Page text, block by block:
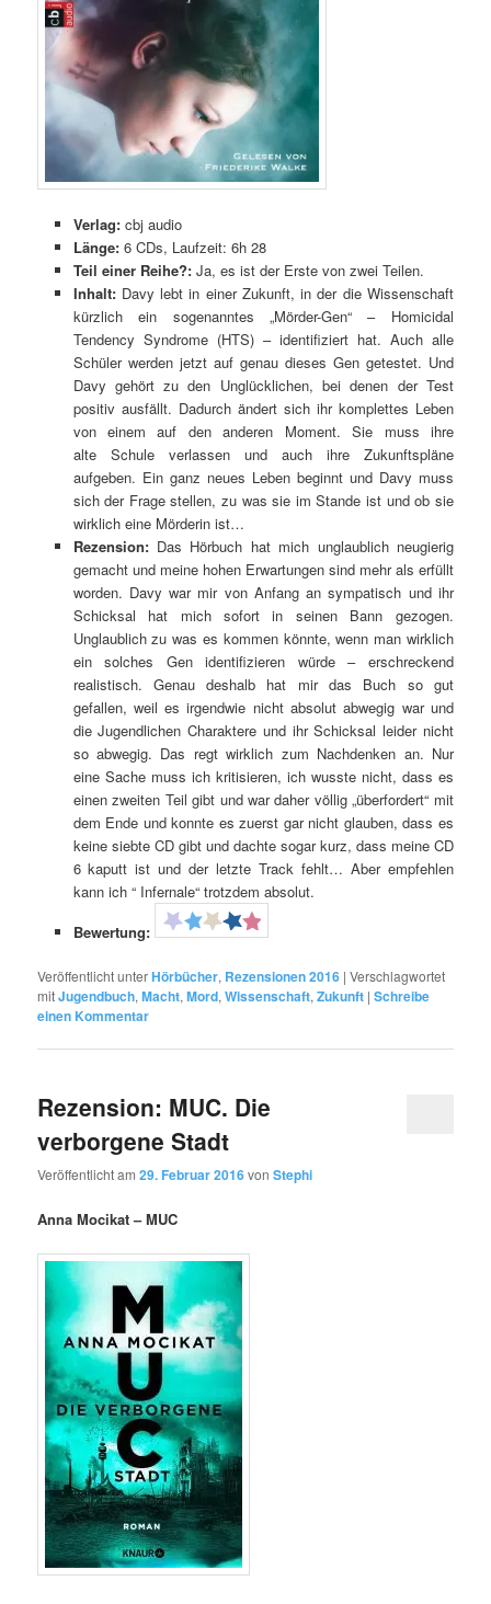
Verlag:cbj audio
Länge:6 CDs, Laufzeit: 6h 28
Teil einer Reihe?: Ja, es ist der Erste von zwei Teilen.
Inhalt:Davy lebt in einer Zukunft, in der die Wissenschaft
kürzlich ein sogenanntes „Mörder-Gen“ – Homicidal
Tendency Syndrome (HTS) – identifiziert hat. Auch alle
Schüler werden jetzt auf genau dieses Gen getestet. Und
Davy gehört zu den Unglücklichen, bei denen der Test
positiv ausfällt. Dadurch ändert sich ihr komplettes Leben
von einem auf den anderen Moment. Sie muss ihre
alte Schule verlassen und auch ihre Zukunftspläne
aufgeben. Ein ganz neues Leben beginnt und Davy muss
sich der Frage stellen, zu was sie im Stande ist und ob sie
wirklich eine Mörderin ist…
Rezension: Das Hörbuch hat mich unglaublich neugierig
gemacht und meine hohen Erwartungen sind mehr als erfüllt
worden. Davy war mir von Anfang an sympatisch und ihr
Schicksal hat mich sofort in seinen Bann gezogen.
Unglaublich zu was es kommen könnte, wenn man wirklich
ein solches Gen identifizieren würde – erschreckend
realistisch. Genau deshalb hat mir das Buch so gut
gefallen, weil es irgendwie nicht absolut abwegig war und
die Jugendlichen Charaktere und ihr Schicksal leider nicht
so abwegig. Das regt wirklich zum Nachdenken an. Nur
eine Sache muss ich kritisieren, ich wusste nicht, dass es
einen zweiten Teil gibt und war daher völlig „überfordert“ mit
dem Ende und konnte es zuerst gar nicht glauben, dass es
keine siebte CD gibt und dachte sogar kurz, dass meine CD
6 kaputt ist und der letzte Track fehlt… Aber empfehlen
kann ich “ Infernale“ trotzdem absolut.
Bewertung:
Veröffentlicht unterHörbücher, Rezensionen 2016 |Verschlagwortet
mitJugendbuch,Macht,Mord,Wissenschaft,Zukunft |Schreibe
einen Kommentar
Rezension: MUC. Die
verborgene Stadt
Veröffentlicht am29. Februar 2016vonStephi
Anna Mocikat – MUC